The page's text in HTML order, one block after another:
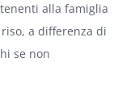
alla famiglia
a differenza di
se non